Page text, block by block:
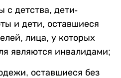
с детства, дети-
и дети, оставшиеся
лица, у которых
являются инвалидами;
оставшиеся без